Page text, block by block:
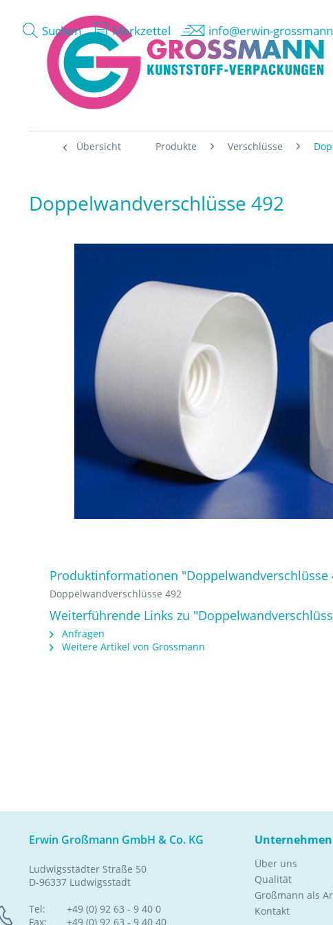
Suchen Merkzettel info@erwin-
Übersicht Produkte Verschlüsse
Doppelwandverschlüsse 492
Produktinformationen "Doppelwandverschlüsse
Doppelwandverschlüsse 492
Weiterführende Links zu
Anfragen
Weitere Artikel von Grossmann
Erwin Großmann GmbH & Co. KG
Ludwigsstädter Straße 50
D-96337 Ludwigsstadt
Tel:
Fax:
+49 (0) 92 63 - 9 40 0
+49 (0) 92 63 - 9 40 40
Unternehmen
Über uns
Qualität
Großmann als
Kontakt